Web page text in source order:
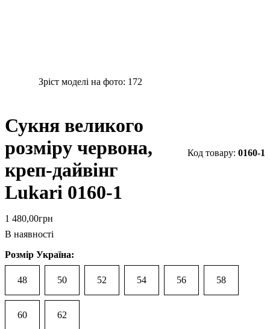
Зріст моделі на фото: 172
Сукня великого
розміру червона,
креп-дайвінг
Lukari 0160-1
0160-1
1 480,00грн
В наявності
Розмір Україна:
48 50 52 54 56 58
60 62